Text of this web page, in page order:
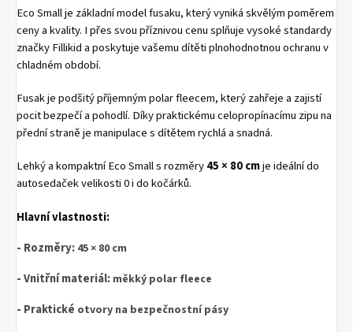
Eco Small je základní model fusaku, který vyniká skvělým poměrem
ceny a kvality. I přes svou příznivou cenu splňuje vysoké standardy
značky Fillikid a poskytuje vašemu dítěti plnohodnotnou ochranu v
chladném období.
Fusak je podšitý příjemným polar fleecem, který zahřeje a zajistí
pocit bezpečí a pohodlí. Díky praktickému celopropínacímu zipu na
přední straně je manipulace s dítětem rychlá a snadná.
Lehký a kompaktní Eco Small s rozměry45 × 80 cmje ideální do
autosedaček velikosti 0 i do kočárků.
Hlavní vlastnosti:
- Rozměry: 45 × 80 cm
-Vnitřní materiál: měkký polar fleece
- Praktické otvory na bezpečnostní pásy